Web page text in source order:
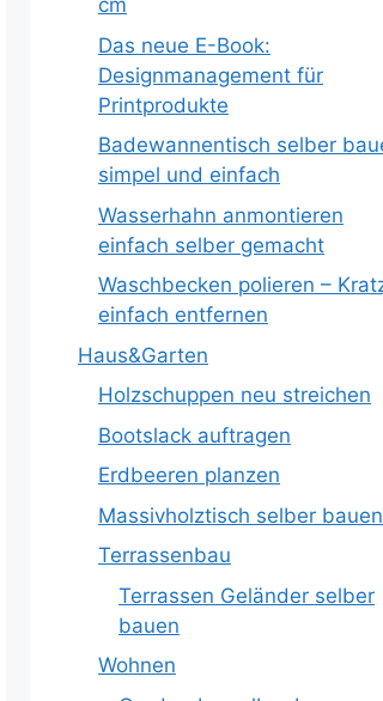
cm
Das neue E-Book:
Designmanagement für
Printprodukte
Badewannentisch selber
simpel und einfach
Wasserhahn anmontieren
einfach selber gemacht
Waschbecken polieren –
einfach entfernen
Haus&Garten
Holzschuppen neu streichen
Bootslack auftragen
Erdbeeren planzen
Massivholztisch selber bauen
Terrassenbau
Terrassen Geländer selber
bauen
Wohnen